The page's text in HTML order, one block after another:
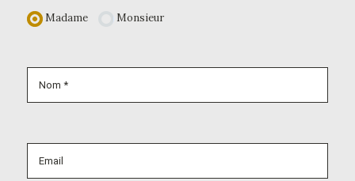
Madame Monsieur